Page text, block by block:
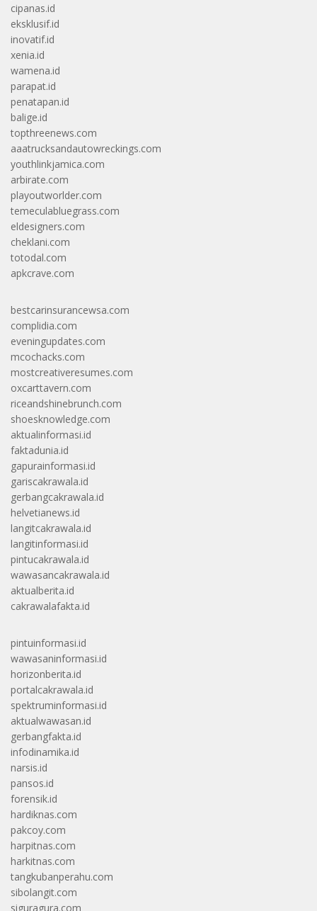
cipanas.id
eksklusif.id
inovatif.id
xenia.id
wamena.id
parapat.id
penatapan.id
balige.id
topthreenews.com
aaatrucksandautowreckings.com
youthlinkjamica.com
arbirate.com
playoutworlder.com
temeculabluegrass.com
eldesigners.com
cheklani.com
totodal.com
apkcrave.com
bestcarinsurancewsa.com
complidia.com
eveningupdates.com
mcochacks.com
mostcreativeresumes.com
oxcarttavern.com
riceandshinebrunch.com
shoesknowledge.com
aktualinformasi.id
faktadunia.id
gapurainformasi.id
gariscakrawala.id
gerbangcakrawala.id
helvetianews.id
langitcakrawala.id
langitinformasi.id
pintucakrawala.id
wawasancakrawala.id
aktualberita.id
cakrawalafakta.id
pintuinformasi.id
wawasaninformasi.id
horizonberita.id
portalcakrawala.id
spektruminformasi.id
aktualwawasan.id
gerbangfakta.id
infodinamika.id
narsis.id
pansos.id
forensik.id
hardiknas.com
pakcoy.com
harpitnas.com
harkitnas.com
tangkubanperahu.com
sibolangit.com
siguragura.com